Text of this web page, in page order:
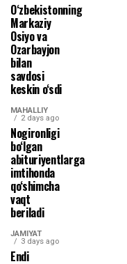
O‘zbekistonning
Markaziy
Osiyo va
Ozarbayjon
bilan
savdosi
keskin o‘sdi
MAHALLIY
2 days ago
Nogironligi
bo‘lgan
abituriyentlarga
imtihonda
qo‘shimcha
vaqt
beriladi
JAMIYAT
3 days ago
Endi